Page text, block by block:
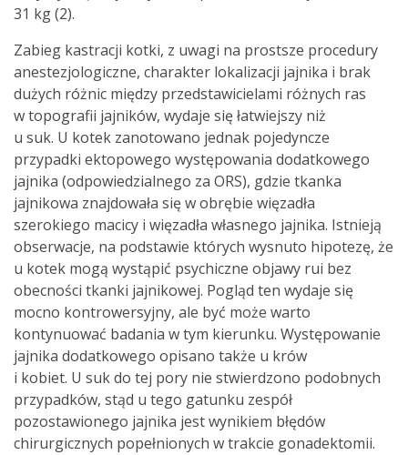
31 kg (2).
Zabieg kastracji kotki, z uwagi na prostsze procedury
anestezjologiczne, charakter lokalizacji jajnika i brak
dużych różnic między przedstawicielami różnych ras
w topografii jajników, wydaje się łatwiejszy niż
u suk. U kotek zanotowano jednak pojedyncze
przypadki ektopowego występowania dodatkowego
jajnika (odpowiedzialnego za ORS), gdzie tkanka
jajnikowa znajdowała się w obrębie więzadła
szerokiego macicy i więzadła własnego jajnika. Istnieją
obserwacje, na podstawie których wysnuto hipotezę, że
u kotek mogą wystąpić psychiczne objawy rui bez
obecności tkanki jajnikowej. Pogląd ten wydaje się
mocno kontrowersyjny, ale być może warto
kontynuować badania w tym kierunku. Występowanie
jajnika dodatkowego opisano także u krów
i kobiet. U suk do tej pory nie stwierdzono podobnych
przypadków, stąd u tego gatunku zespół
pozostawionego jajnika jest wynikiem błędów
chirurgicznych popełnionych w trakcie gonadektomii.